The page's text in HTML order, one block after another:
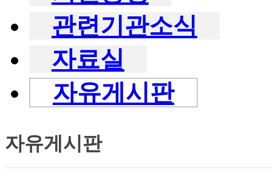
관련기관소식
자료실
자유게시판
자유게시판